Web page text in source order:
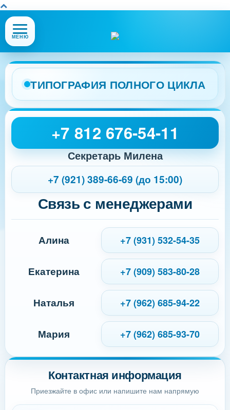
Открыть
или
меню
сайта
МЕНЮ
ТИПОГРАФИЯ ПОЛНОГО ЦИКЛА
Контактная информация
Приезжайте в офис или напишите нам напрямую
+7 812 676-54-11
Секретарь Милена
+7 (921) 389-66-69 (до 15:00)
Связь с менеджерами
Алина +7 (931) 532-54-35
Екатерина +7 (909) 583-80-28
Наталья +7 (962) 685-94-22
Мария +7 (962) 685-93-70